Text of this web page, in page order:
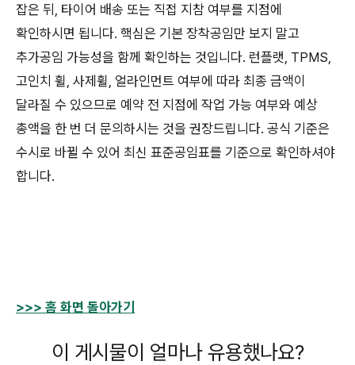
잡은 뒤, 타이어 배송 또는 직접 지참 여부를 지점에
확인하시면 됩니다. 핵심은 기본 장착공임만 보지 말고
추가공임 가능성을 함께 확인하는 것입니다. 런플랫, TPMS,
고인치 휠, 사제휠, 얼라인먼트 여부에 따라 최종 금액이
달라질 수 있으므로 예약 전 지점에 작업 가능 여부와 예상
총액을 한 번 더 문의하시는 것을 권장드립니다. 공식 기준은
수시로 바뀔 수 있어 최신 표준공임표를 기준으로 확인하셔야
합니다.
>>> 홈 화면 돌아가기
이 게시물이 얼마나 유용했나요?